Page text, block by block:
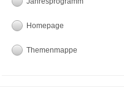
Homepage
Themenmappe